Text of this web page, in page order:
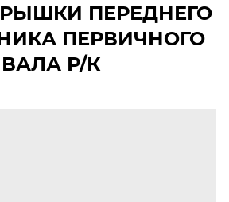
ПЕРЕДНЕГО
ПЕРВИЧНОГО
ВАЛА Р/К